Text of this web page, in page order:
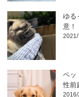
ゆる
意！
2021/
ペッ
性前
2016/